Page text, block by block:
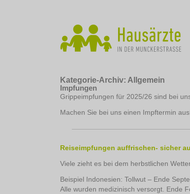
Kategorie-Archiv: Allgemein
Impfungen
Grippeimpfungen für 2025/26 sind bei
Machen Sie bei uns einen Impftermin
Reiseimpfungen auffrischen- sicher
Viele zieht es bei dem herbstlichen
Beispiel Indonesien: Tollwut – Ende
Alle wurden medizinisch versorgt. Ende